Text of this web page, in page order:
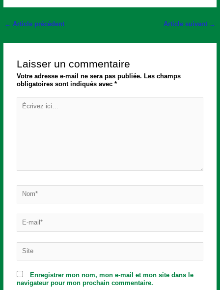
← Article précédent Article suivant →
Laisser un commentaire
Votre adresse e-mail ne sera pas publiée. Les champs
obligatoires sont indiqués avec*
Écrivez
ici…
mail*
Enregistrer mon nom, mon e-mail et mon site dans le
navigateur pour mon prochain commentaire.